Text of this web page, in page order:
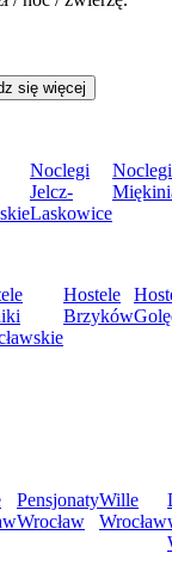
się więcej
Noclegi
Jelcz-
Laskowice
Noclegi
Hostele
Brzyków
Pensjonaty
Wrocław
Wille
Wrocław